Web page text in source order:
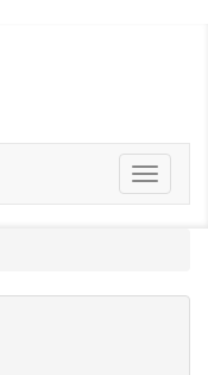
ERP
软